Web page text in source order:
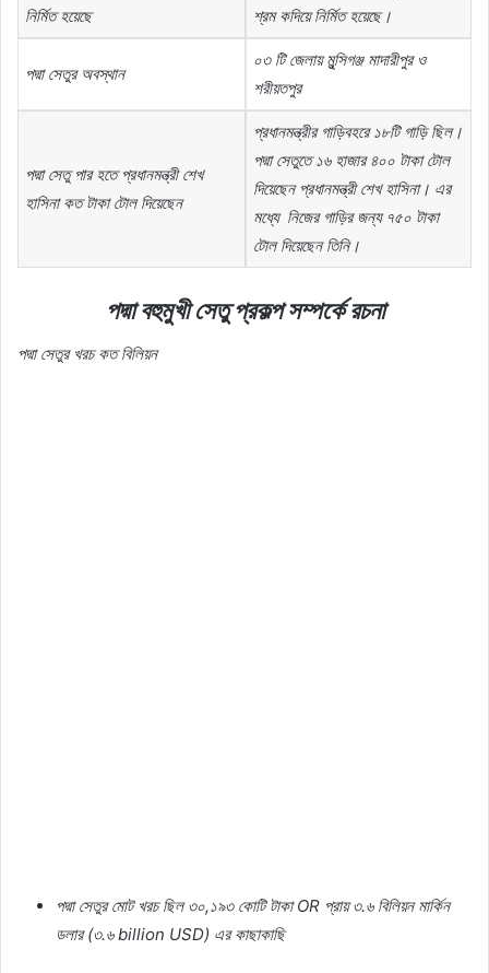
নির্মিত হয়েছে
শ্রম কদিয়ে নির্মিত হয়েছে।
পদ্মা সেতুর অবস্থান
০৩ টি জেলায় মুন্সিগঞ্জ মাদারীপুর ও
শরীয়তপুর
পদ্মা সেতু পার হতে প্রধানমন্ত্রী শেখ
হাসিনা কত টাকা টোল দিয়েছেন
প্রধানমন্ত্রীর গাড়িবহরে ১৮টি গাড়ি ছিল।
পদ্মা সেতুতে ১৬ হাজার ৪০০ টাকা টোল
দিয়েছেন প্রধানমন্ত্রী শেখ হাসিনা। এর
মধ্যে নিজের গাড়ির জন্য ৭৫০ টাকা
টোল দিয়েছেন তিনি।
পদ্মা বহুমুখী সেতু প্রকল্পসম্পর্কেরচনা
পদ্মা সেতুর খরচ কত বিলিয়ন
পদ্মা সেতুর মোট খরচ ছিল ৩০,১৯৩ কোটি টাকাOR প্রায় ৩.৬ বিলিয়ন মার্কিন
ডলার(৩.৬billion USD) এর কাছাকাছি